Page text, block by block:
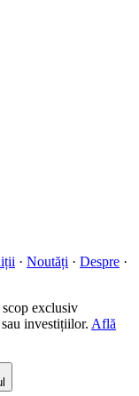
· Noutăți · Despre ·
exclusiv
investițiilor. Află